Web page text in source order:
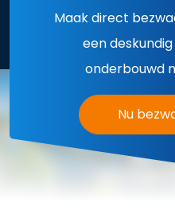
Maak direct
een
onderbouwd
Nu